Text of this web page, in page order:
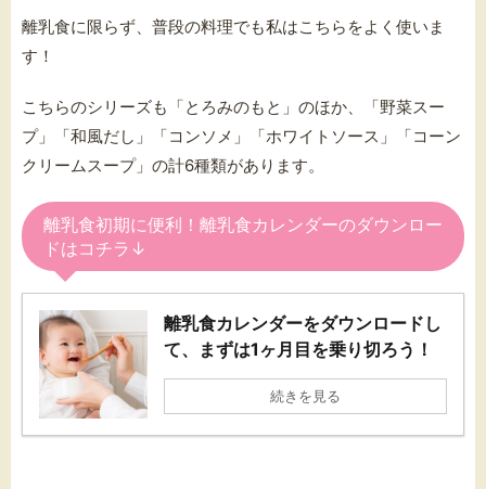
離乳食に限らず、 普段の料理でも私はこちらをよく使いま
す！
こちらのシリーズも「とろみのもと」のほか、「野菜スー
プ」「和風だし」「コンソメ」「ホワイトソース」「コーン
クリームスープ」の計6種類があります。
離乳食初期に便利！離乳食カレンダーのダウンロー
ドはコチラ↓
離乳食カレンダーをダウンロードし
て、まずは1ヶ月目を乗り切ろう！
続きを見る